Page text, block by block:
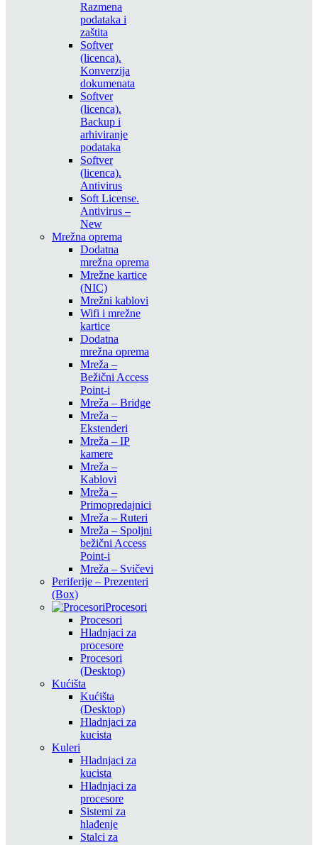
Razmena
podataka i
zaštita
Softver
(licenca).
Konverzija
dokumenata
Softver
(licenca).
Backup i
arhiviranje
podataka
Softver
(licenca).
Antivirus
Soft License.
Antivirus –
New
Mrežna oprema
Dodatna
mrežna oprema
Mrežne kartice
(NIC)
Mrežni kablovi
Wifi i mrežne
kartice
Dodatna
mrežna oprema
Mreža –
Bežični Access
Point-i
Mreža – Bridge
Mreža –
Ekstenderi
Mreža – IP
kamere
Mreža –
Kablovi
Mreža –
Primopredajnici
Mreža – Ruteri
Mreža – Spoljni
bežični Access
Point-i
Mreža – Svičevi
Periferije – Prezenteri
(Box)
Procesori
Procesori
Hladnjaci za
procesore
Procesori
(Desktop)
Kućišta
Kućišta
(Desktop)
Hladnjaci za
kucista
Kuleri
Hladnjaci za
kucista
Hladnjaci za
procesore
Sistemi za
hlađenje
Stalci za